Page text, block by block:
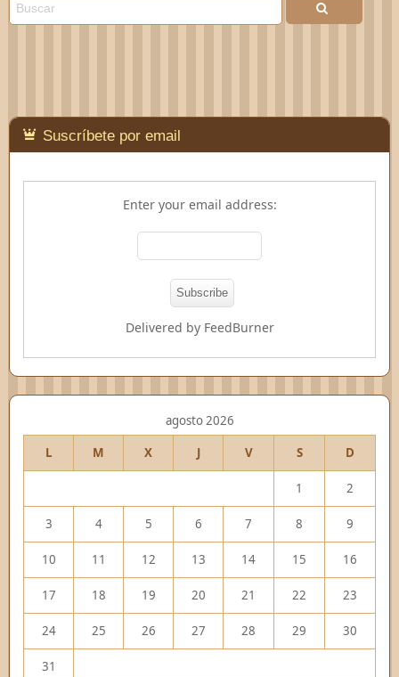
Suscríbete por email
Enter your email address:
Delivered by FeedBurner
agosto 2026
L
M X J V S D
1 2
3 4 5 6 7 8 9
10 11 12 13 14 15 16
17 18 19 20 21 22 23
24 25 26 27 28 29 30
31